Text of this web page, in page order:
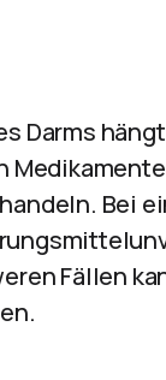
Darms
Bei
Fällen